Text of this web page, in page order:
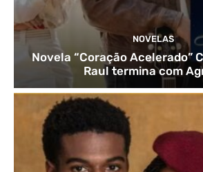
NOVELAS
Novela “Coração Acelerado”
Raul termina com